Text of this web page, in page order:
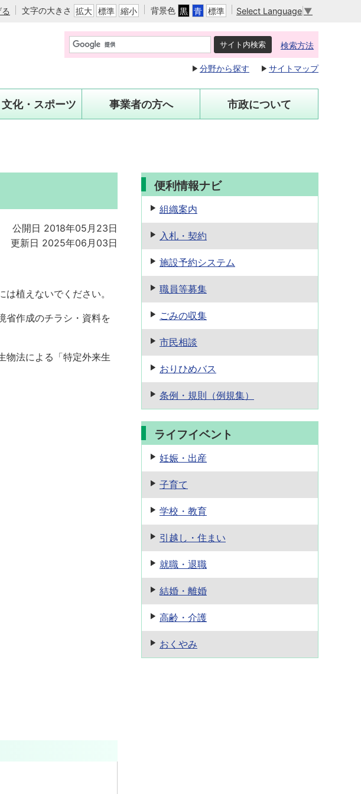
文字の大きさ 拡大 標準 縮小 背景色 黒 青 標準 Select Language ▼
検索方法
分野から探す サイトマップ
化・スポーツ 事業者の方へ 市政について
公開日 2018年05月23日
更新日 2025年06月03日
植えないでください。
省作成のチラシ・資料を
物法による「特定外来生
便利情報ナビ
組織案内
入札・契約
施設予約システム
職員等募集
ごみの収集
市民相談
おりひめバス
条例・規則 （例規集）
ライフイベント
妊娠・出産
子育て
学校・教育
引越し・住まい
就職・退職
結婚・離婚
高齢・介護
おくやみ